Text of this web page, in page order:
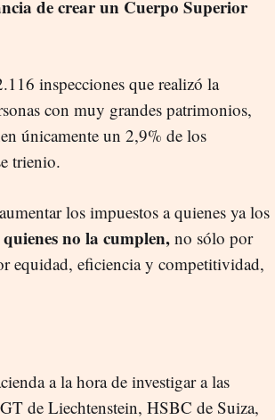
de crear un Cuerpo Superior
inspecciones que realizó la
con muy grandes patrimonios,
únicamente un 2,9% de los
trienio.
los impuestos a quienes ya los
no la cumplen,no sólo por
equidad, eficiencia y competitividad,
a la hora de investigar a las
de Liechtenstein, HSBC de Suiza,